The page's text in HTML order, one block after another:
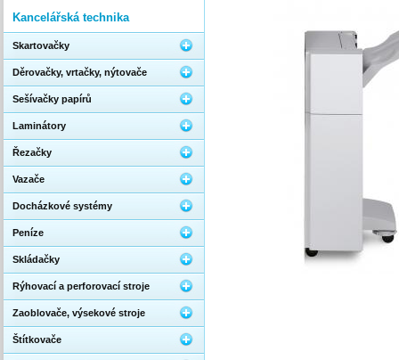
Kancelářská technika
Skartovačky
Děrovačky, vrtačky, nýtovače
Sešívačky papírů
Laminátory
Řezačky
Vazače
Docházkové systémy
Peníze
Skládačky
Rýhovací a perforovací stroje
Zaoblovače, výsekové stroje
Štítkovače